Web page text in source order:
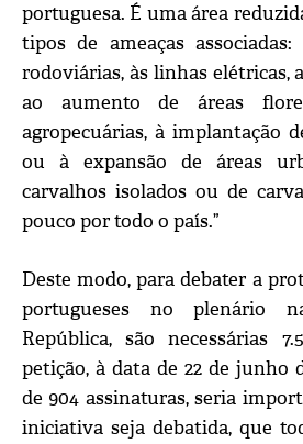
portuguesa. É uma área
tipos de ameaças
rodoviárias, às linhas elétricas,
ao aumento de áreas
agropecuárias, à implantação
ou à expansão de áreas
carvalhos isolados ou de
pouco por todo o país.”
Deste modo, para debater a
portugueses no plenário
República, são necessárias
petição, à data de 22 de junho
de 904 assinaturas, seria
iniciativa seja debatida, que